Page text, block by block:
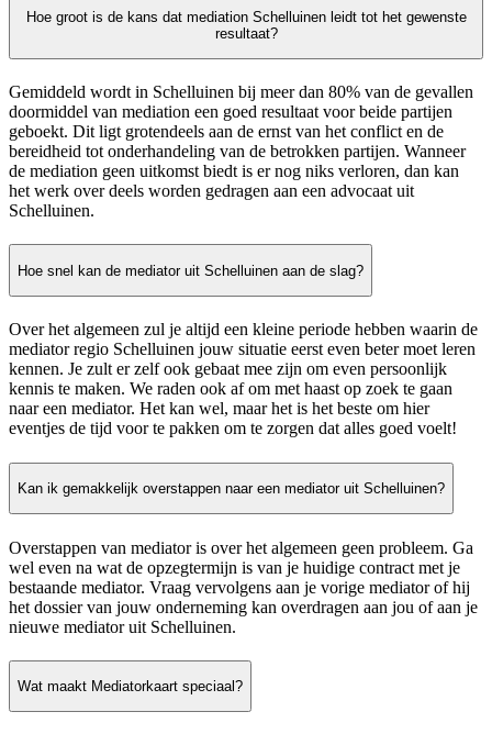
Hoe groot is de kans dat mediation Schelluinen leidt tot het gewenste
resultaat?
Gemiddeld wordt in Schelluinen bij meer dan 80% van de gevallen
doormiddel van mediation een goed resultaat voor beide partijen
geboekt. Dit ligt grotendeels aan de ernst van het conflict en de
bereidheid tot onderhandeling van de betrokken partijen. Wanneer
de mediation geen uitkomst biedt is er nog niks verloren, dan kan
het werk over deels worden gedragen aan een advocaat uit
Schelluinen.
Hoe snel kan de mediator uit Schelluinen aan de slag?
Over het algemeen zul je altijd een kleine periode hebben waarin de
mediator regio Schelluinen jouw situatie eerst even beter moet leren
kennen. Je zult er zelf ook gebaat mee zijn om even persoonlijk
kennis te maken. We raden ook af om met haast op zoek te gaan
naar een mediator. Het kan wel, maar het is het beste om hier
eventjes de tijd voor te pakken om te zorgen dat alles goed voelt!
Kan ik gemakkelijk overstappen naar een mediator uit Schelluinen?
Overstappen van mediator is over het algemeen geen probleem. Ga
wel even na wat de opzegtermijn is van je huidige contract met je
bestaande mediator. Vraag vervolgens aan je vorige mediator of hij
het dossier van jouw onderneming kan overdragen aan jou of aan je
nieuwe mediator uit Schelluinen.
Wat maakt Mediatorkaart speciaal?